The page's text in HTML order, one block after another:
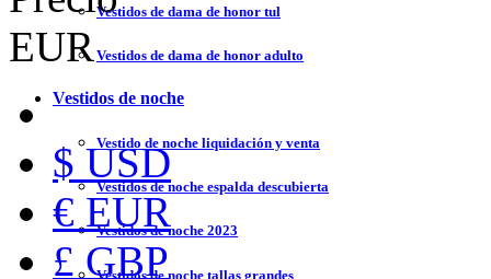
Vestidos de dama de honor tul
Vestidos de dama de honor adulto
Vestidos de noche
Vestido de noche liquidación y venta
Vestidos de noche espalda descubierta
Vestidos de noche 2023
Vestidos de noche tallas grandes
EUR
$ USD
€ EUR
£ GBP